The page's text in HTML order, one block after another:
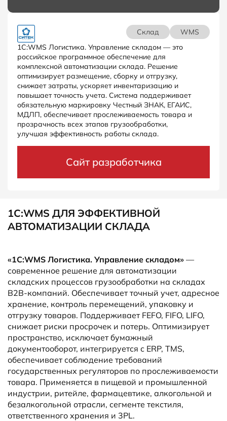
Склад
WMS
1C:WMS Логистика. Управление складом — это
российское программное обеспечение для
комплексной автоматизации склада. Решение
оптимизирует размещение, сборку и отгрузку,
снижает затраты, ускоряет инвентаризацию и
повышает точность учета. Система поддерживает
обязательную маркировку Честный ЗНАК, ЕГАИС,
МДЛП, обеспечивает прослеживаемость товара и
прозрачность всех этапов грузообработки,
улучшая эффективность работы склада.
Сайт разработчика
1С:WMS ДЛЯ ЭФФЕКТИВНОЙ
АВТОМАТИЗАЦИИ СКЛАДА
«1С:WMS Логистика. Управление складом» —
современное решение для автоматизации
складских процессов грузообработки на складах
B2B-компаний. Обеспечивает точный учет, адресное
хранение, контроль перемещений, упаковку и
отгрузку товаров. Поддерживает FEFO, FIFO, LIFO,
снижает риски просрочек и потерь. Оптимизирует
пространство, исключает бумажный
документооборот, интегрируется с ERP, TMS,
обеспечивает соблюдение требований
государственных регуляторов по прослеживаемости
товара. Применяется в пищевой и промышленной
индустрии, ритейле, фармацевтике, алкогольной и
безалкогольной отрасли, сегменте текстиля,
ответственного хранения и 3PL.